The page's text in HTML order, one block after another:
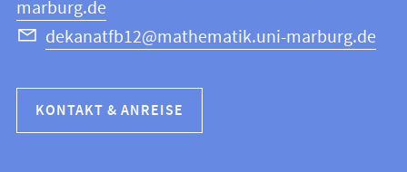
marburg.de
dekanatfb12@mathematik.uni-marburg.de
KONTAKT & ANREISE